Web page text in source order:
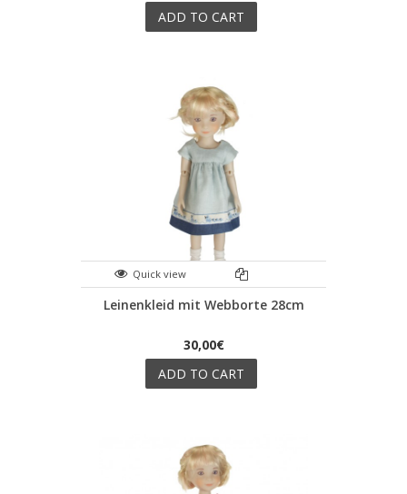
ADD TO CART
Quick view
Leinenkleid mit Webborte 28cm
30,00€
ADD TO CART